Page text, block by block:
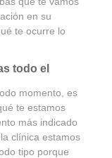
en su
te ocurre lo
todo el
momento, es
te estamos
más indicado
clínica estamos
tipo porque